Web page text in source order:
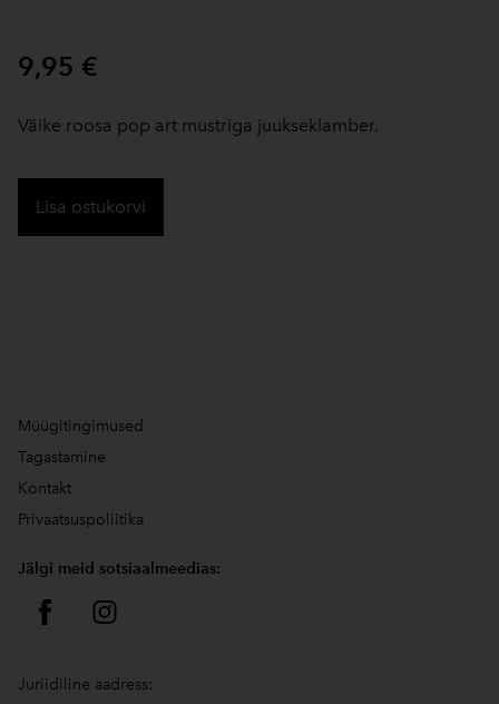
9,95 €
Väike roosa pop art mustriga juukseklamber.
Lisa ostukorvi
Müügitingimused
Tagastamine
Kontakt
Privaatsuspoliitika
Jälgi meid sotsiaalmeedias:
Juriidiline aadress: